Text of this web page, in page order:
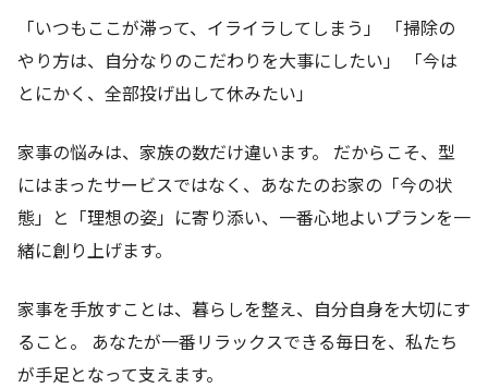
「いつもここが滞って、イライラしてしまう」 「掃除の
やり方は、自分なりのこだわりを大事にしたい」 「今は
とにかく、全部投げ出して休みたい」
家事の悩みは、家族の数だけ違います。 だからこそ、型
にはまったサービスではなく、あなたのお家の「今の状
態」と「理想の姿」に寄り添い、一番心地よいプランを一
緒に創り上げます。
家事を手放すことは、暮らしを整え、自分自身を大切にす
ること。 あなたが一番リラックスできる毎日を、私たち
が手足となって支えます。